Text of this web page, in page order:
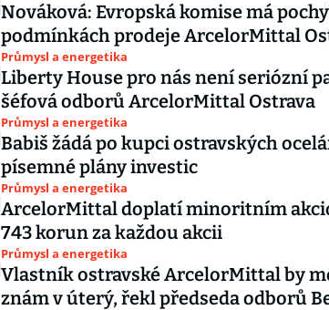
Nováková: Evropská komise má
podmínkách prodeje ArcelorMittal
Průmysl a energetika
Liberty House pro nás není seriózní
šéfová odborů ArcelorMittal Ostrava
Průmysl a energetika
Babiš žádá po kupci ostravských
písemné plány investic
Průmysl a energetika
ArcelorMittal doplatí minoritním
743 korun za každou akcii
Průmysl a energetika
Vlastník ostravské ArcelorMittal by
znám v úterý, řekl předseda odborů